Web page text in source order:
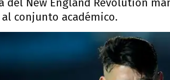
del New England Revolution
conjunto académico.